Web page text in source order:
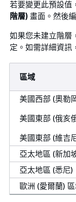
若要變更此預設值
階層) 畫面。然後
如果您未建立階層
定。如需詳細資訊
區域
美國西部 (奧勒
美國東部 (俄亥
美國東部 (維吉
亞太地區 (新加
亞太地區 (悉尼)
歐洲 (愛爾蘭)